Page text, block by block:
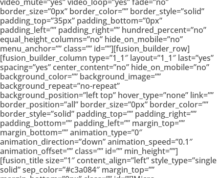
video_mute=”yes” video_loop=”yes” fade=”no”
border_size=”0px” border_color=”” border_style=”solid”
padding_top=”35px” padding_bottom=”0px”
padding_left=”” padding_right=”” hundred_percent=”no”
equal_height_columns=”no” hide_on_mobile=”no”
menu_anchor=”” class=”” id=””][fusion_builder_row]
[fusion_builder_column type=”1_1″ layout=”1_1″ last=”yes”
spacing=”yes” center_content=”no” hide_on_mobile=”no”
background_color=”” background_image=””
background_repeat=”no-repeat”
background_position=”left top” hover_type=”none” link=””
border_position=”all” border_size=”0px” border_color=””
border_style=”solid” padding_top=”” padding_right=””
padding_bottom=”” padding_left=”” margin_top=””
margin_bottom=”” animation_type=”0″
animation_direction=”down” animation_speed=”0.1″
animation_offset=”” class=”” id=”” min_height=””]
[fusion_title size=”1″ content_align=”left” style_type=”single
solid” sep_color=”#c3a084″ margin_top=””